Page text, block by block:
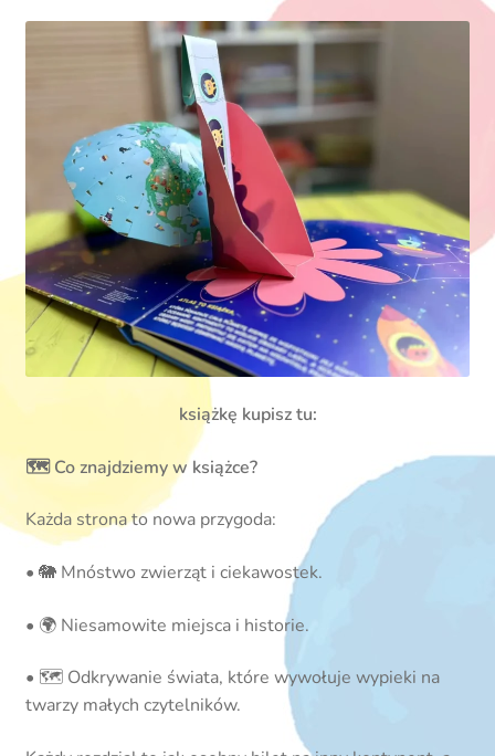
książkę kupisz tu:
🗺️ Co znajdziemy w książce?
Każda strona to nowa przygoda:
• 🐘 Mnóstwo zwierząt i ciekawostek.
• 🌍 Niesamowite miejsca i historie.
• 🗺️ Odkrywanie świata, które wywołuje wypieki na
twarzy małych czytelników.